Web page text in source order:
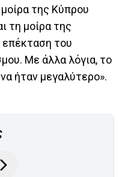
της Κύπρου
τη μοίρα της
επέκταση του
Με άλλα λόγια, το
ήταν μεγαλύτερο».